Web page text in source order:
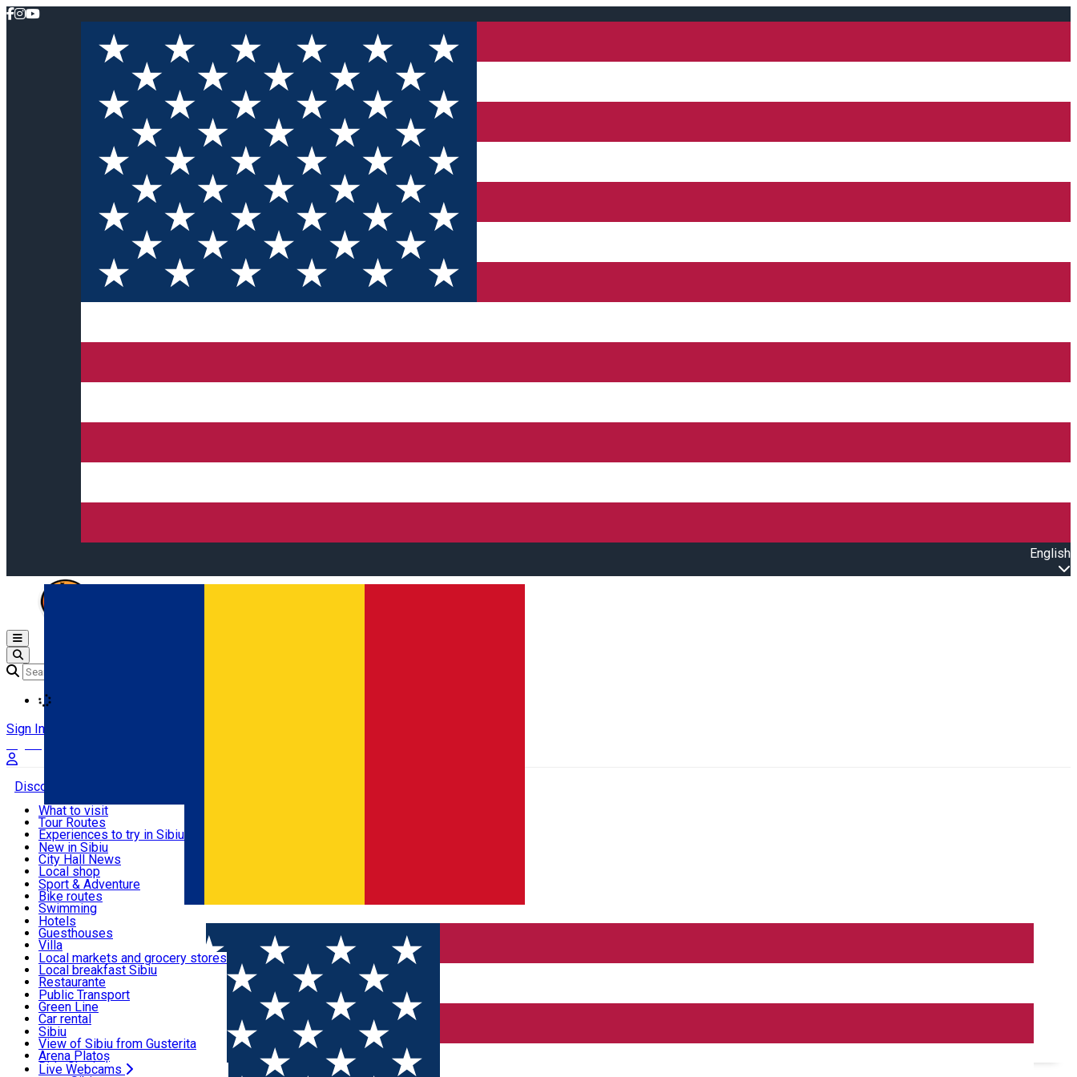
English
Română
Open main menu
Sign In
Discover
Useful info
Activities & Adventure
Accommodation
Food, Drinks & Nightlife
Transport & Parking
Live Webcams
What to visit
Tour Routes
Experiences to try in Sibiu
Podcast
Culture
Museums
Churches
Parks, Zoo
County of Sibiu
New in Sibiu
City Hall News
Local shop
Sibiu artisans
Sibiul Verde
Public services
Education
How do I get to Sibiu
Tourist Info
Tour Guides
Guided tours
Publicații locale
Beauty salons
Sport & Adventure
Bike routes
Swimming
Riding
Indoor activities
Loc de joacă indoor
Loc de joacă outdoor
Ski
Ice skating
Yoga
Hotels
Guesthouses
Villa
Hostels
Motel
Camping
Renting rooms
Rooms for rent
Accommodation outside Sibiu
Local markets and grocery stores
Local breakfast Sibiu
Restaurante
Pizza
Fast Food
Coffee
Sweets
Pub, Bar
Night clubs
Bakeries
Public Transport
Green Line
Car rental
Rent a bike
Scooter rentals
Taxi
Ride Sharing
Sibiu
View of Sibiu from Gusterita
Arena Platoș
Live Webcams